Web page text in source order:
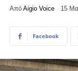
Από Aigio Voice 15
Facebook